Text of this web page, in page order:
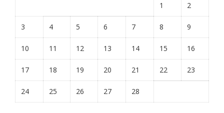
1 2
3 4 5 6 7 8 9
10 11 12 13 14 15 16
17 18 19 20 21 22 23
24 25 26 27 28